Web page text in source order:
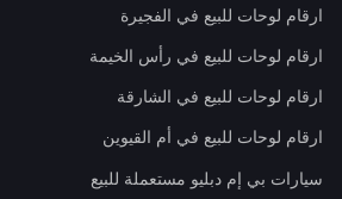
ارقام لوحات للبيع في الفجيرة
ارقام لوحات للبيع في رأس الخيمة
ارقام لوحات للبيع في الشارقة
ارقام لوحات للبيع في أم القيوين
سيارات بي إم دبليو مستعملة للبيع